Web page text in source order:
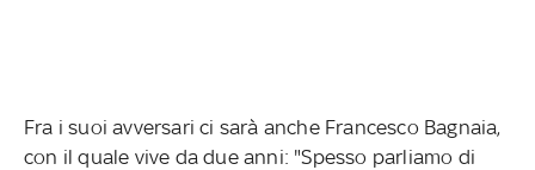
Fra i suoi avversari ci sarà anche Francesco Bagnaia,
con il quale vive da due anni: "Spesso parliamo di